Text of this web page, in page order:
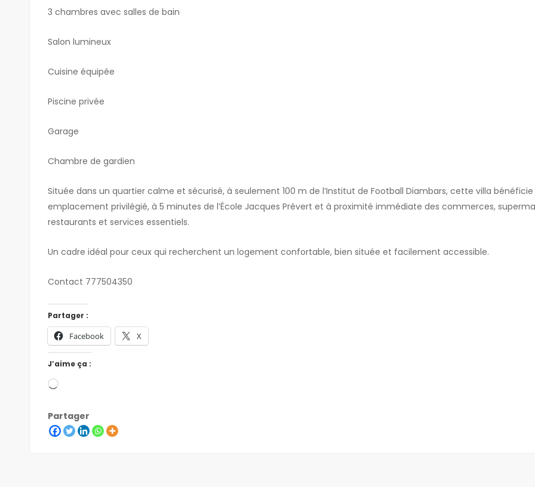
3 chambres avec salles de bain
Salon lumineux
Cuisine équipée
Piscine privée
Garage
Chambre de gardien
Située dans un quartier calme et sécurisé, à seulement 100 m de l’Institut de Football Diambars, cette villa bénéficie
emplacement privilégié, à 5 minutes de l’École Jacques Prévert et à proximité immédiate des commerces,
restaurants et services essentiels.
Un cadre idéal pour ceux qui recherchent un logement confortable, bien située et facilement accessible.
Contact 777504350
Partager :
Facebook X
J’aime ça :
Partager